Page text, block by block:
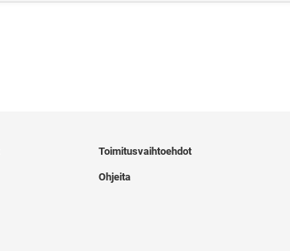
Toimitusvaihtoehdot
Ohjeita